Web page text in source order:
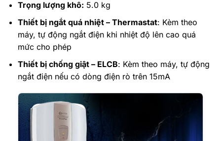
Trọng lượng khô: 5.0 kg
Thiết bị ngắt quá nhiệt – Thermastat: Kèm theo
máy, tự động ngắt điện khi nhiệt độ lên cao quá
mức cho phép
Thiết bị chống giật – ELCB: Kèm theo máy, tự động
ngắt điện nếu có dòng điện rò trên 15mA